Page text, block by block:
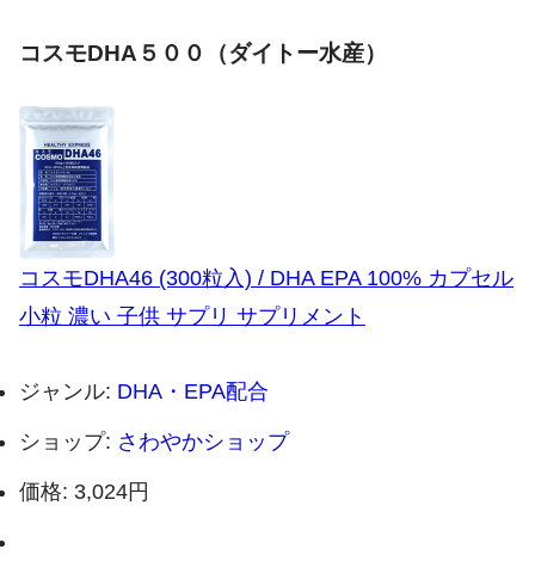
コスモDHA５００（ダイトー水産）
コスモDHA46 (300粒入) / DHA EPA 100% カプセル
小粒 濃い 子供 サプリ サプリメント
ジャンル: DHA・EPA配合
ショップ: さわやかショップ
価格: 3,024円